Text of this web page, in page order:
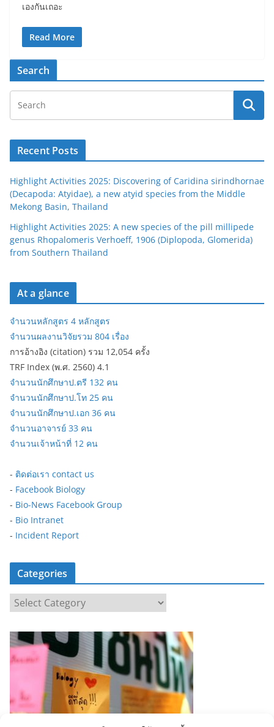
เองกันเถอะ
Read More
Search
Recent Posts
Highlight Activities 2025: Discovering of Caridina sirindhornae
(Decapoda: Atyidae), a new atyid species from the Middle
Mekong Basin, Thailand
Highlight Activities 2025: A new species of the pill millipede
genus Rhopalomeris Verhoeff, 1906 (Diplopoda, Glomerida)
from Southern Thailand
At a glance
จำนวนหลักสูตร 4 หลักสูตร
จำนวนผลงานวิจัยรวม 804 เรื่อง
การอ้างอิง (citation) รวม 12,054 ครั้ง
TRF Index (พ.ศ. 2560) 4.1
จำนวนนักศึกษาป.ตรี 132 คน
จำนวนนักศึกษาป.โท 25 คน
จำนวนนักศึกษาป.เอก 36 คน
จำนวนอาจารย์ 33 คน
จำนวนเจ้าหน้าที่ 12 คน
- ติดต่อเรา contact us
- Facebook Biology
- Bio-News Facebook Group
- Bio Intranet
- Incident Report
Categories
t
e
g
i